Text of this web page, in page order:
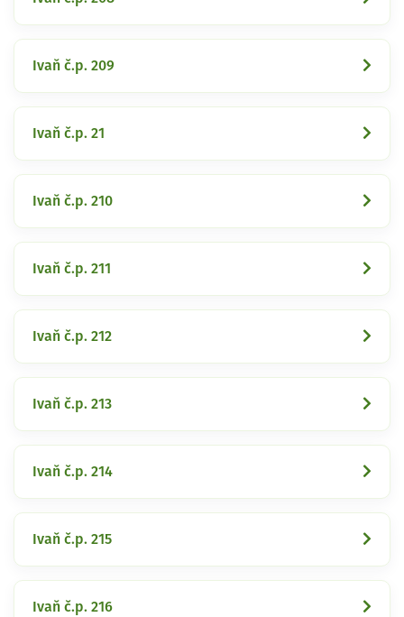
Ivaň č.p. 209
Ivaň č.p. 21
Ivaň č.p. 210
Ivaň č.p. 211
Ivaň č.p. 212
Ivaň č.p. 213
Ivaň č.p. 214
Ivaň č.p. 215
Ivaň č.p. 216